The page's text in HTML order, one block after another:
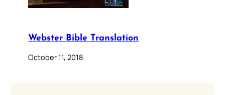
Webster Bible Translation
October 11, 2018